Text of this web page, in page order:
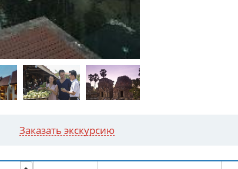
Заказать экскурсию